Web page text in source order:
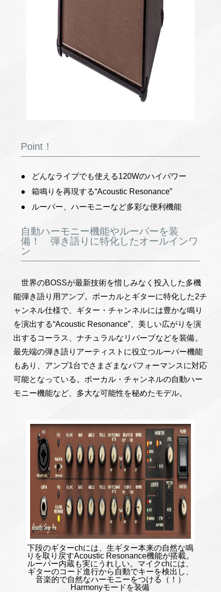
Point！
どんなライブでも使える120Wのハイパワー
箱鳴りを再現する“Acoustic Resonance”
ルーパー、ハーモニーなど多彩な便利機能
自動ハーモニー機能やルーパーを装
備！ 弾き語りに特化したオールインワ
ン
世界のBOSSが最新技術を惜しみなく投入した多機
能弾き語り用アンプ。ボーカルとギターに特化した2チ
ャンネル仕様で、ギター・チャンネルには豊かな鳴り
を演出する“Acoustic Resonance”、美しい広がりを演
出するコーラス、ナチュラルなリバーブなどを装備。
最先端の弾き語りアーティストに役立つルーパー機能
もあり、アンプ1台でさまざまなパフォーマンスに対応
可能となっている。ボーカル・チャンネルの自動ハー
モニー機能など、多大な可能性を秘めたモデル。
下段のギターchには、生ギター本来の自然な鳴
りを取り戻すAcoustic Resonance機能が搭載。
ルーパー内蔵も実にうれしい。マイクchには、
ギターのコード進行から⾃動でキーを検出し、
⾳楽的で⾃然なハーモニーをつける（！）
Harmonyモードを装備